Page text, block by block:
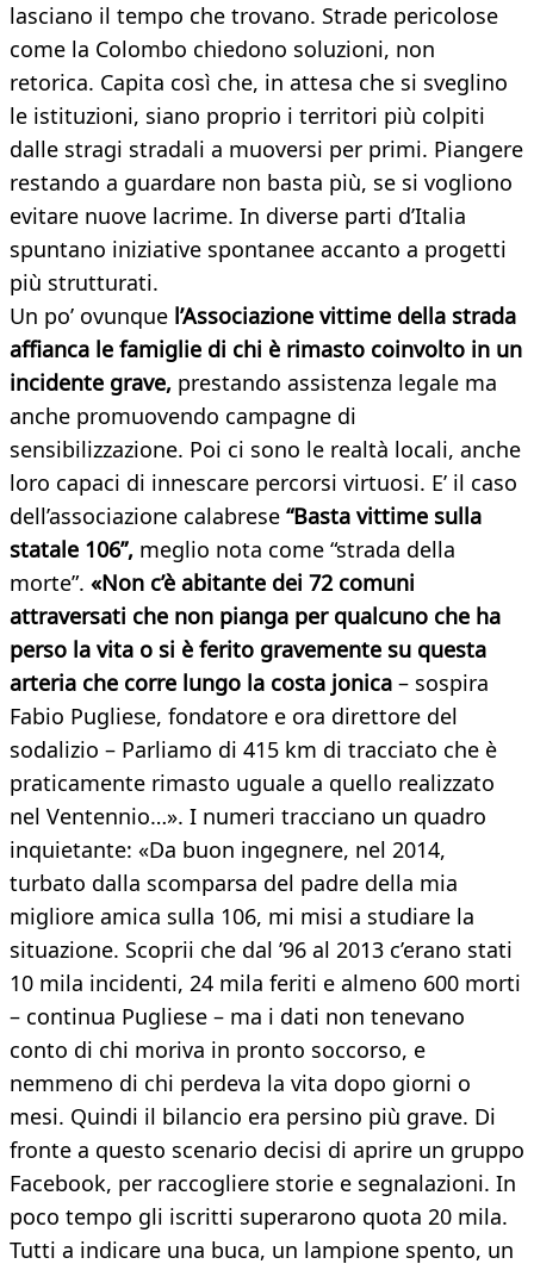
lasciano il tempo che trovano. Strade pericolose
come la Colombo chiedono soluzioni, non
retorica. Capita così che, in attesa che si sveglino
le istituzioni, siano proprio i territori più colpiti
dalle stragi stradali a muoversi per primi. Piangere
restando a guardare non basta più, se si vogliono
evitare nuove lacrime. In diverse parti d’Italia
spuntano iniziative spontanee accanto a progetti
più strutturati.
Un po’ ovunque l’Associazione vittime della strada
affianca le famiglie di chi è rimasto coinvolto in un
incidente grave, prestando assistenza legale ma
anche promuovendo campagne di
sensibilizzazione. Poi ci sono le realtà locali, anche
loro capaci di innescare percorsi virtuosi. E’ il caso
dell’associazione calabrese “Basta vittime sulla
statale 106”, meglio nota come “strada della
morte”. «Non c’è abitante dei 72 comuni
attraversati che non pianga per qualcuno che ha
perso la vita o si è ferito gravemente su questa
arteria che corre lungo la costa jonica – sospira
Fabio Pugliese, fondatore e ora direttore del
sodalizio – Parliamo di 415 km di tracciato che è
praticamente rimasto uguale a quello realizzato
nel Ventennio…». I numeri tracciano un quadro
inquietante: «Da buon ingegnere, nel 2014,
turbato dalla scomparsa del padre della mia
migliore amica sulla 106, mi misi a studiare la
situazione. Scoprii che dal ’96 al 2013 c’erano stati
10 mila incidenti, 24 mila feriti e almeno 600 morti
– continua Pugliese – ma i dati non tenevano
conto di chi moriva in pronto soccorso, e
nemmeno di chi perdeva la vita dopo giorni o
mesi. Quindi il bilancio era persino più grave. Di
fronte a questo scenario decisi di aprire un gruppo
Facebook, per raccogliere storie e segnalazioni. In
poco tempo gli iscritti superarono quota 20 mila.
Tutti a indicare una buca, un lampione spento, un